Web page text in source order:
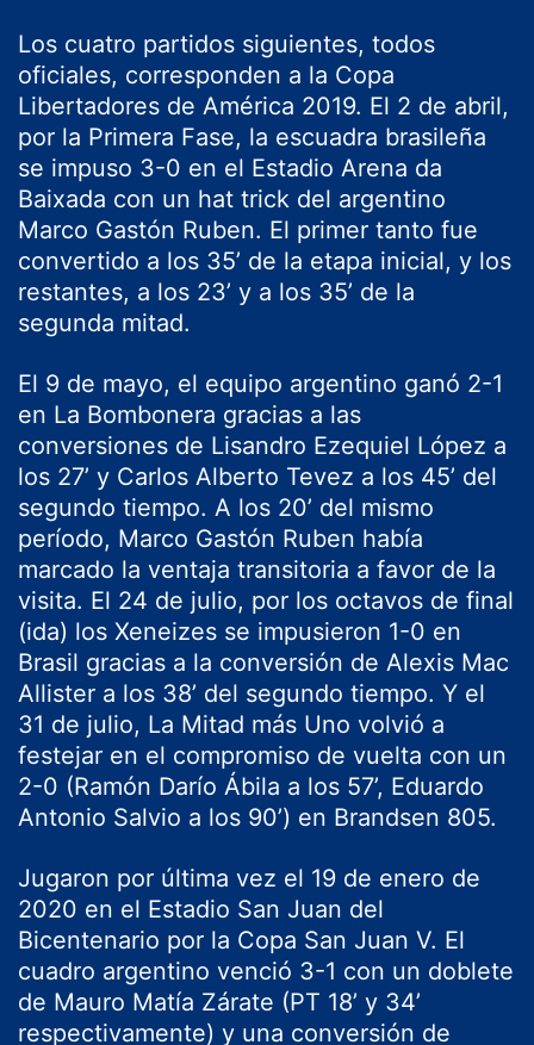
Los cuatro partidos siguientes, todos
oficiales, corresponden a la Copa
Libertadores de América 2019. El 2 de abril,
por la Primera Fase, la escuadra brasileña
se impuso 3-0 en el Estadio Arena da
Baixada con un hat trick del argentino
Marco Gastón Ruben. El primer tanto fue
convertido a los 35’ de la etapa inicial, y los
restantes, a los 23’ y a los 35’ de la
segunda mitad.
El 9 de mayo, el equipo argentino ganó 2-1
en La Bombonera gracias a las
conversiones de Lisandro Ezequiel López a
los 27’ y Carlos Alberto Tevez a los 45’ del
segundo tiempo. A los 20’ del mismo
período, Marco Gastón Ruben había
marcado la ventaja transitoria a favor de la
visita. El 24 de julio, por los octavos de final
(ida) los Xeneizes se impusieron 1-0 en
Brasil gracias a la conversión de Alexis Mac
Allister a los 38’ del segundo tiempo. Y el
31 de julio, La Mitad más Uno volvió a
festejar en el compromiso de vuelta con un
2-0 (Ramón Darío Ábila a los 57’, Eduardo
Antonio Salvio a los 90’) en Brandsen 805.
Jugaron por última vez el 19 de enero de
2020 en el Estadio San Juan del
Bicentenario por la Copa San Juan V. El
cuadro argentino venció 3-1 con un doblete
de Mauro Matía Zárate (PT 18’ y 34’
respectivamente) y una conversión de